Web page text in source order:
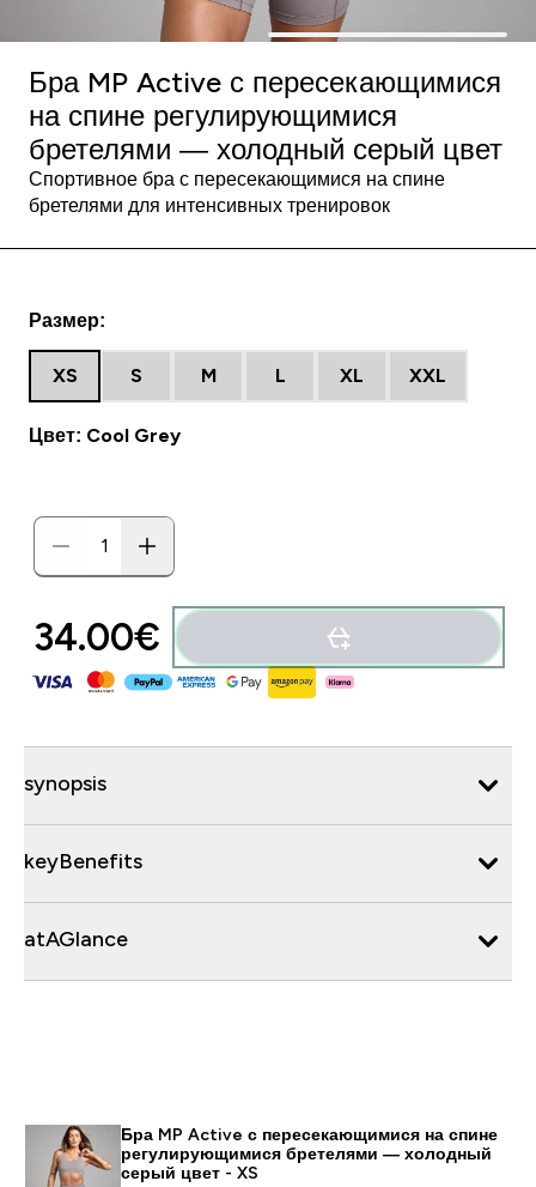
Бра MP Active с пересекающимися
на спине регулирующимися
бретелями ― холодный серый цвет
Спортивное бра с пересекающимися на спине
бретелями для интенсивных тренировок
Размер:
XS S M L XL XXL
Цвет: Cool Grey
34.00€‎
synopsis
keyBenefits
atAGlance
Бра MP Active с пересекающимися на спине
регулирующимися бретелями ― холодный
серый цвет - XS